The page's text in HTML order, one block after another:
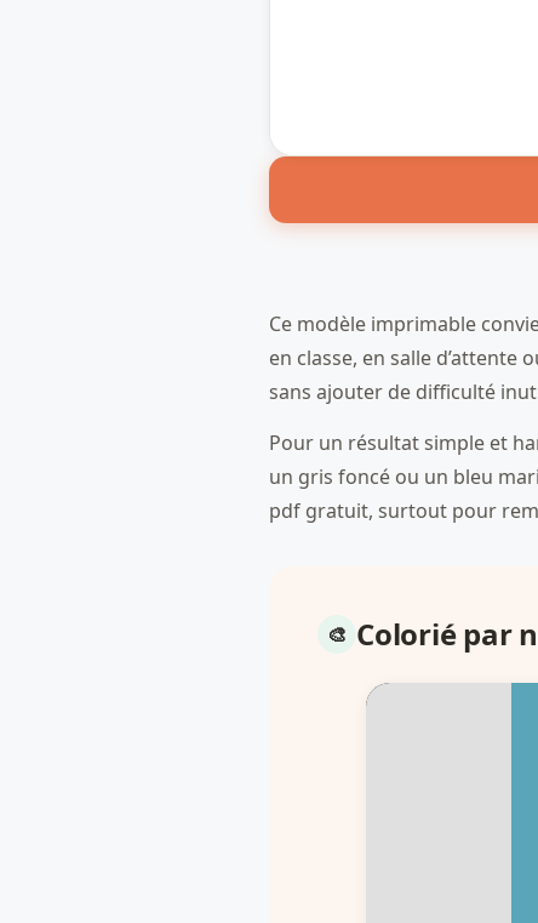
Ce modèle imprimable
en classe, en salle
sans ajouter de difficulté
Pour un résultat simple et
un gris foncé ou un bleu
pdf gratuit, surtout pour
Colorié par